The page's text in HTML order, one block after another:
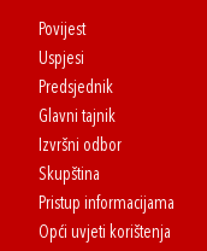
Povijest
Uspjesi
Predsjednik
Glavni tajnik
Izvršni odbor
Skupština
Pristup informacijama
Opći uvjeti korištenja